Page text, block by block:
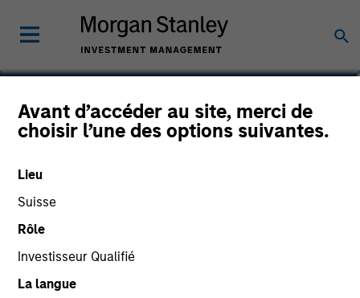
Avant d’accéder au site, merci de
choisir l’une des options suivantes.
Lieu
Suisse
Rôle
Investisseur Qualifié
La langue
Global Fixed Income
Opportunities Fund
Communication Promotionnelle
Commentaire